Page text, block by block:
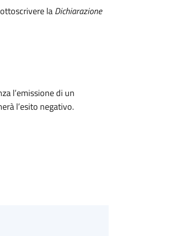
laDichiarazione
l’emissione di un
l’esito negativo.